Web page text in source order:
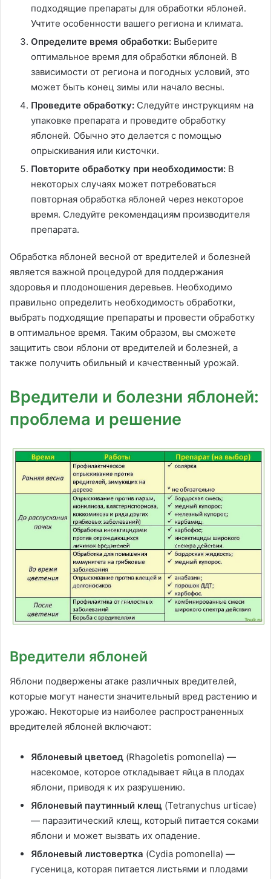
подходящие препараты для обработки яблоней.
Учтите особенности вашего региона и климата.
Определите время обработки: Выберите
оптимальное время для обработки яблоней. В
зависимости от региона и погодных условий, это
может быть конец зимы или начало весны.
Проведите обработку: Следуйте инструкциям на
упаковке препарата и проведите обработку
яблоней. Обычно это делается с помощью
опрыскивания или кисточки.
Повторите обработку при необходимости: В
некоторых случаях может потребоваться
повторная обработка яблоней через некоторое
время. Следуйте рекомендациям производителя
препарата.
Обработка яблоней весной от вредителей и болезней
является важной процедурой для поддержания
здоровья и плодоношения деревьев. Необходимо
правильно определить необходимость обработки,
выбрать подходящие препараты и провести обработку
в оптимальное время. Таким образом, вы сможете
защитить свои яблони от вредителей и болезней, а
также получить обильный и качественный урожай.
Вредители и болезни яблоней:
проблема и решение
Вредители яблоней
Яблони подвержены атаке различных вредителей,
которые могут нанести значительный вред растению и
урожаю. Некоторые из наиболее распространенных
вредителей яблоней включают:
Яблоневый цветоед (Rhagoletis pomonella) —
насекомое, которое откладывает яйца в плодах
яблони, приводя к их разрушению.
Яблоневый паутинный клещ (Tetranychus urticae)
— паразитический клещ, который питается соками
яблони и может вызвать их опадение.
Яблоневый листовертка (Cydia pomonella) —
гусеница, которая питается листьями и плодами